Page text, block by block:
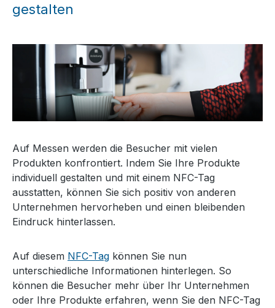
gestalten
Auf Messen werden die Besucher mit vielen
Produkten konfrontiert. Indem Sie Ihre Produkte
individuell gestalten und mit einem NFC-Tag
ausstatten, können Sie sich positiv von anderen
Unternehmen hervorheben und einen bleibenden
Eindruck hinterlassen.
Auf diesem NFC-Tag können Sie nun
unterschiedliche Informationen hinterlegen. So
können die Besucher mehr über Ihr Unternehmen
oder Ihre Produkte erfahren, wenn Sie den NFC-Tag